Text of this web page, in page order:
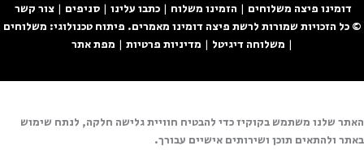
דומינו פיצה משלוחים | הזמינו משלוח | כתבו עלינו | סניפים | צור קשר
© כל הזכויות שמורות לרשת פיצה דומינו מאמרים. פיתוח טכנולוגי: משלוחים
| משלוחה דיגיטל | מדיניות פרטיות | מפת אתר
האתר שלנו משתמש בקוקיז כדי להבטיח חוויית גלישה חלקה, לנתח שימוש
באתר ולהתאים תוכן ושירותים אישיים עבורך.